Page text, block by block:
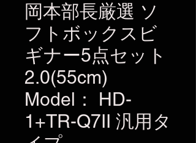
岡本部長厳選 ソ
フトボックスビ
ギナー5点セット
2.0(55cm)
Model： HD-
1+TR-Q7II 汎用タ